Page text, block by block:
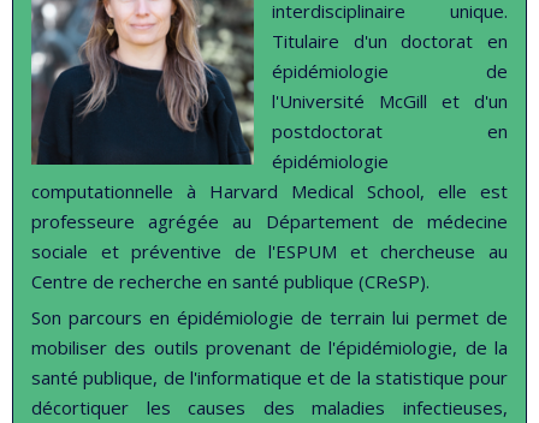
interdisciplinaire unique.
Titulaire d'un doctorat en
épidémiologie de
l'Université McGill et d'un
postdoctorat en
épidémiologie
computationnelle à Harvard Medical School, elle est
professeure agrégée au Département de médecine
sociale et préventive de l'ESPUM et chercheuse au
Centre de recherche en santé publique (CReSP).
Son parcours en épidémiologie de terrain lui permet de
mobiliser des outils provenant de l'épidémiologie, de la
santé publique, de l'informatique et de la statistique pour
décortiquer les causes des maladies infectieuses,